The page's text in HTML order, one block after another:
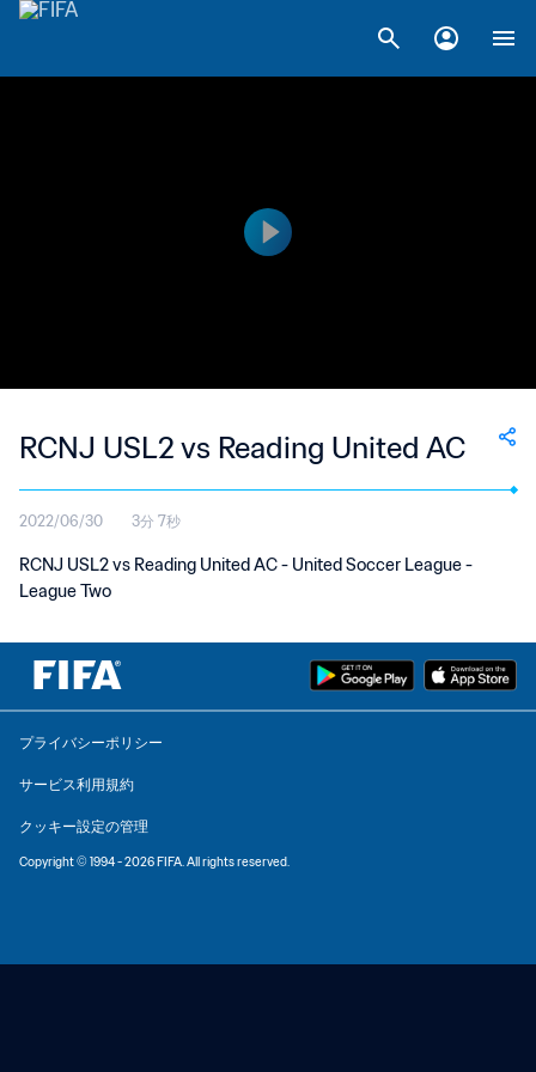
RCNJ USL2 vs Reading United AC
2022/06/30 3分 7秒
RCNJ USL2 vs Reading United AC - United Soccer League -
League Two
プライバシーポリシー
サービス利用規約
クッキー設定の管理
Copyright © 1994 - 2026 FIFA. All rights reserved.